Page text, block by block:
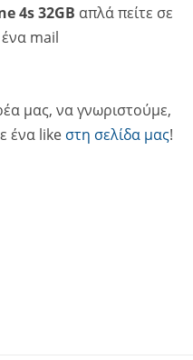
4s 32GB απλά πείτε σε
ένα mail
μας, να γνωριστούμε,
ένα like στη σελίδα μας!